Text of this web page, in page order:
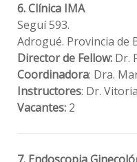
6. Clínica IMA
Seguí 593.
Adrogué. Provincia de
Director de Fellow: Dr.
Coordinadora: Dra.
Instructores: Dr.
Vacantes: 2